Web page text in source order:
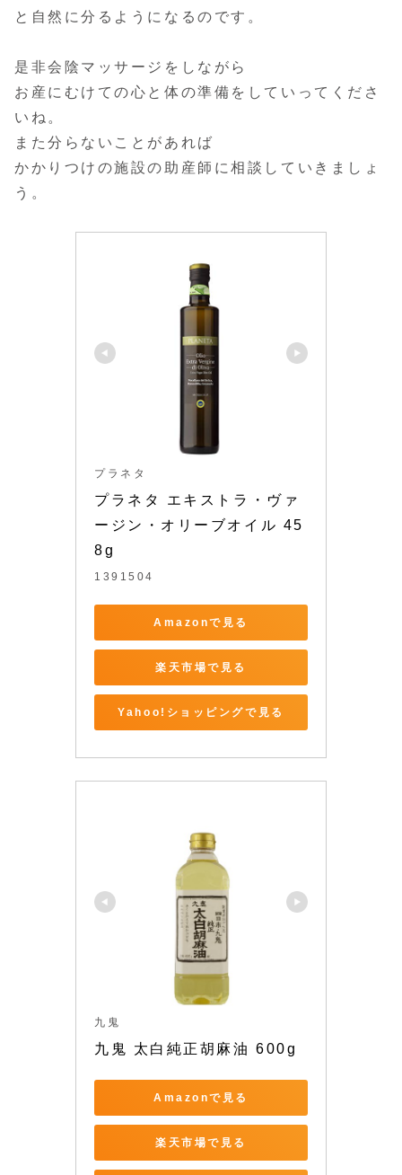
と自然に分るようになるのです。
是非会陰マッサージをしながら
お産にむけての心と体の準備をしていってくださ
いね。
また分らないことがあれば
かかりつけの施設の助産師に相談していきましょ
う。
プラネタ
プラネタ エキストラ・ヴァ
ージン・オリーブオイル 45
8g
1391504
Amazonで見る
楽天市場で見る
Yahoo!ショッピングで見る
九鬼
九鬼 太白純正胡麻油 600g
Amazonで見る
楽天市場で見る